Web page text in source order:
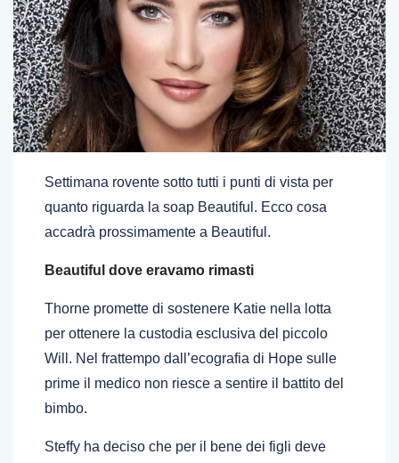
Settimana rovente sotto tutti i punti di vista per
quanto riguarda la soap Beautiful. Ecco cosa
accadrà prossimamente a Beautiful.
Beautiful dove eravamo rimasti
Thorne promette di sostenere Katie nella lotta
per ottenere la custodia esclusiva del piccolo
Will. Nel frattempo dall’ecografia di Hope sulle
prime il medico non riesce a sentire il battito del
bimbo.
Steffy ha deciso che per il bene dei figli deve